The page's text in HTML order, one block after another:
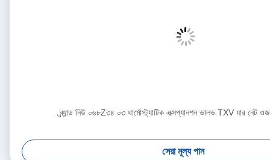
ব্র্যান্ড নিউ ০৬৮Z৩৪ ০৩ থার্মোস্ট্যাটিক এক্সপ্যানশন ভালভ TXV যার নেট
সেরা মূল্য পান